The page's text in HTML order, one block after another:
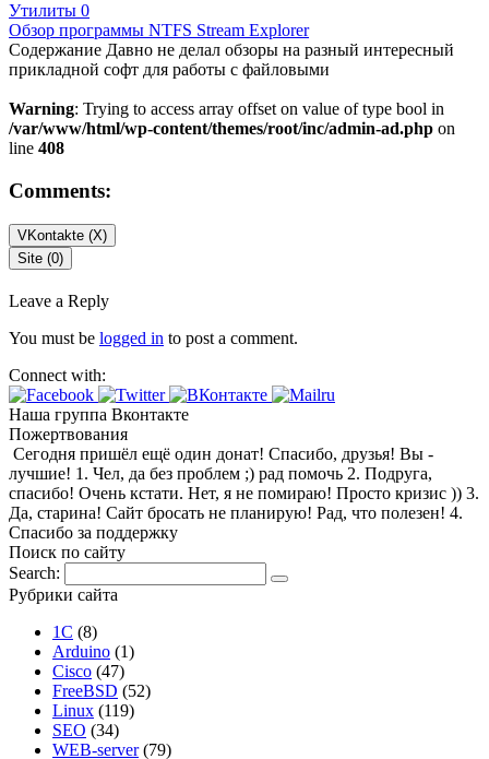
Утилиты 0
Обзор программы NTFS Stream Explorer
Содержание Давно не делал обзоры на разный интересный
прикладной софт для работы с файловыми
Warning: Trying to access array offset on value of type bool in
/var/www/html/wp-content/themes/root/inc/admin-ad.php on
line 408
Comments:
VKontakte (X)
Site (0)
Leave a Reply
You must be logged in to post a comment.
Connect with:
Наша группа Вконтакте
Пожертвования
Сегодня пришёл ещё один донат! Спасибо, друзья! Вы -
лучшие! 1. Чел, да без проблем ;) рад помочь 2. Подруга,
спасибо! Очень кстати. Нет, я не помираю! Просто кризис )) 3.
Да, старина! Сайт бросать не планирую! Рад, что полезен! 4.
Спасибо за поддержку
Поиск по сайту
Search:
Рубрики сайта
1С (8)
Arduino (1)
Cisco (47)
FreeBSD (52)
Linux (119)
SEO (34)
WEB-server(79)